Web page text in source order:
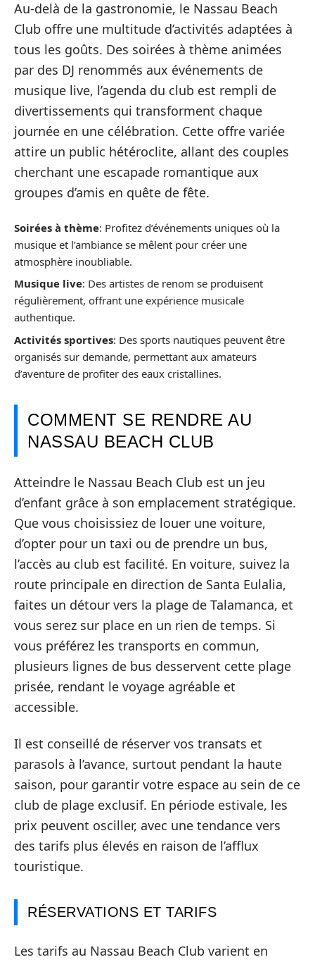
Au-delà de la gastronomie, le Nassau Beach
Club offre une multitude d’activités adaptées à
tous les goûts. Des soirées à thème animées
par des DJ renommés aux événements de
musique live, l’agenda du club est rempli de
divertissements qui transforment chaque
journée en une célébration. Cette offre variée
attire un public hétéroclite, allant des couples
cherchant une escapade romantique aux
groupes d’amis en quête de fête.
Soirées à thème: Profitez d’événements uniques où la
musique et l’ambiance se mêlent pour créer une
atmosphère inoubliable.
Musique live: Des artistes de renom se produisent
régulièrement, offrant une expérience musicale
authentique.
Activités sportives: Des sports nautiques peuvent être
organisés sur demande, permettant aux amateurs
d’aventure de profiter des eaux cristallines.
COMMENT SE RENDRE AU
NASSAU BEACH CLUB
Atteindre le Nassau Beach Club est un jeu
d’enfant grâce à son emplacement stratégique.
Que vous choisissiez de louer une voiture,
d’opter pour un taxi ou de prendre un bus,
l’accès au club est facilité. En voiture, suivez la
route principale en direction de Santa Eulalia,
faites un détour vers la plage de Talamanca, et
vous serez sur place en un rien de temps. Si
vous préférez les transports en commun,
plusieurs lignes de bus desservent cette plage
prisée, rendant le voyage agréable et
accessible.
Il est conseillé de réserver vos transats et
parasols à l’avance, surtout pendant la haute
saison, pour garantir votre espace au sein de ce
club de plage exclusif. En période estivale, les
prix peuvent osciller, avec une tendance vers
des tarifs plus élevés en raison de l’afflux
touristique.
RÉSERVATIONS ET TARIFS
Les tarifs au Nassau Beach Club varient en